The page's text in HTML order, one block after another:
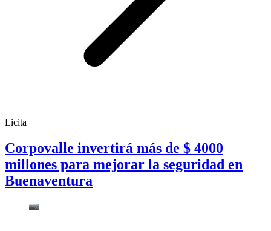
Licita
Corpovalle invertirá más de $ 4000
millones para mejorar la seguridad en
Buenaventura